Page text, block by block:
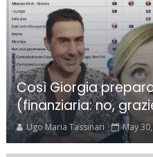
Così Giorgia
(finanziaria: no,
Ugo Maria Tassinari May